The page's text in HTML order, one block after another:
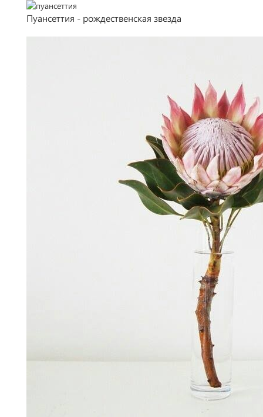
Пуансеттия - рождественская звезда